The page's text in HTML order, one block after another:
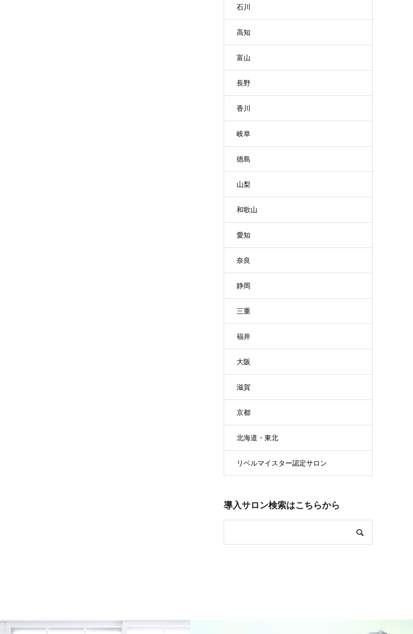
石川
高知
富山
長野
香川
岐阜
徳島
山梨
和歌山
愛知
奈良
静岡
三重
福井
大阪
滋賀
京都
北海道・東北
リベルマイスター認定サロン
導入サロン検索はこちらから